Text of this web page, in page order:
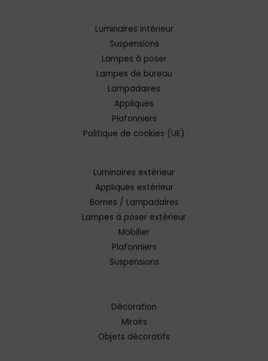
Luminaires intérieur
Suspensions
Lampes à poser
Lampes de bureau
Lampadaires
Appliques
Plafonniers
Politique de cookies (UE)
Luminaires extérieur
Appliques extérieur
Bornes / Lampadaires
Lampes à poser extérieur
Mobilier
Plafonniers
Suspensions
Décoration
Miroirs
Objets décoratifs